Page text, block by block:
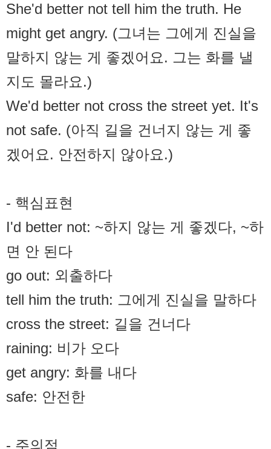
She'd better not tell him the truth. He
might get angry. (그녀는 그에게 진실을
말하지 않는 게 좋겠어요. 그는 화를 낼
지도 몰라요.)
We'd better not cross the street yet. It's
not safe. (아직 길을 건너지 않는 게 좋
겠어요. 안전하지 않아요.)
- 핵심표현
I'd better not: ~하지 않는 게 좋겠다, ~하
면 안 된다
go out: 외출하다
tell him the truth: 그에게 진실을 말하다
cross the street: 길을 건너다
raining: 비가 오다
get angry: 화를 내다
safe: 안전한
- 주의점